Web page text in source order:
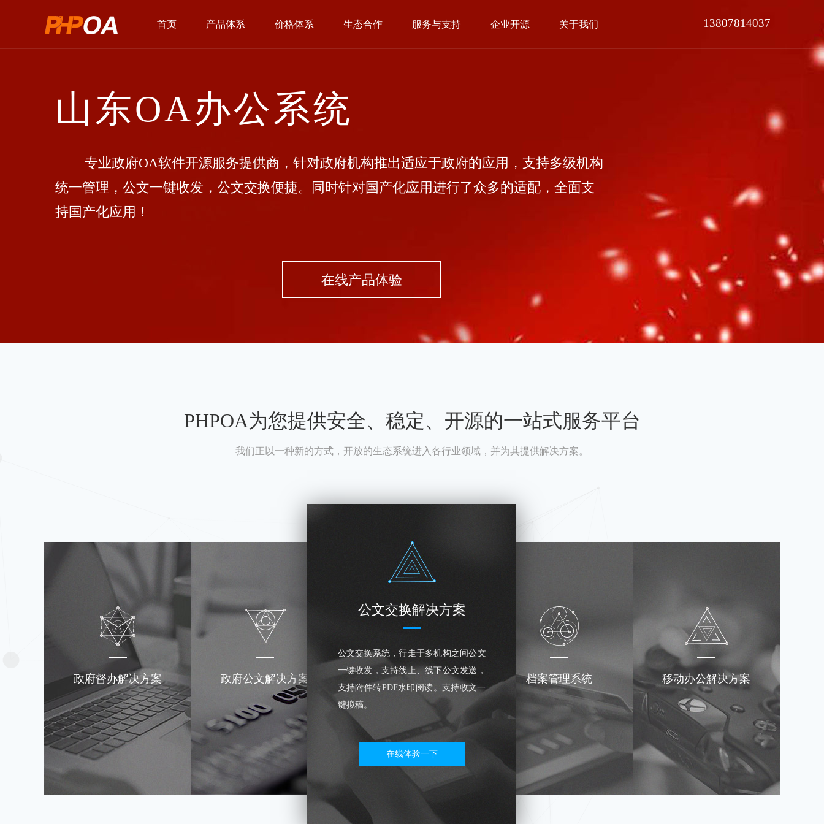
首页 产品体系 价格体系 生态合作 服务与支持 企业开源 关于我们 13807814037
山东OA办公系统
专业政府OA软件开源服务提供商，针对政府机构推出适应于政府的应用，支持多级机构
统一管理，公文一键收发，公文交换便捷。同时针对国产化应用进行了众多的适配，全面支
持国产化应用！
在线产品体验
PHPOA为您提供安全、稳定、开源的一站式服务平台
我们正以一种新的方式，开放的生态系统进入各行业领域，并为其提供解决方案。
政府督办解决方案 政府公文解决方案
公文交换解决方案
公文交换系统，行走于多机构之间公文
一键收发，支持线上、线下公文发送，
支持附件转PDF水印阅读。支持收文一
键拟稿。
在线体验一下
档案管理系统 移动办公解决方案